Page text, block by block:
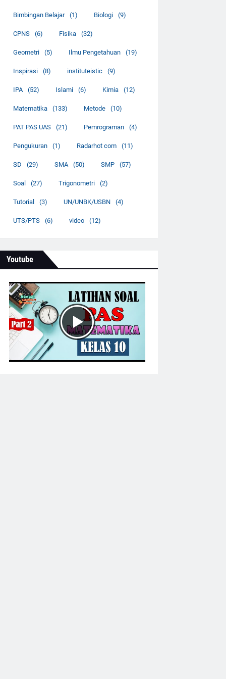
Bimbingan Belajar (1) Biologi (9)
CPNS (6) Fisika (32)
Geometri (5) Ilmu Pengetahuan (19)
Inspirasi (8) instituteistic (9)
IPA (52) Islami (6) Kimia (12)
Matematika (133) Metode (10)
PAT PAS UAS (21) Pemrograman (4)
Pengukuran (1) Radarhot com (11)
SD (29) SMA (50) SMP (57)
Soal (27) Trigonometri (2)
Tutorial (3) UN/UNBK/USBN (4)
UTS/PTS (6) video (12)
Youtube